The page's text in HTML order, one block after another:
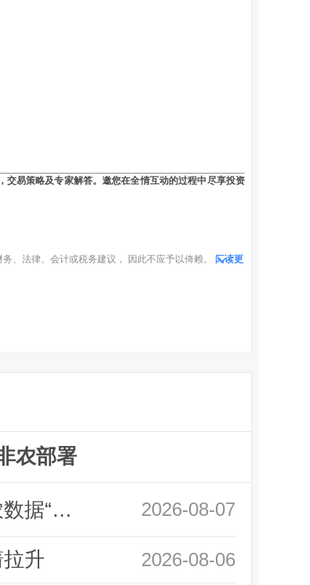
交易策略及专家解答。邀您在全情互动的过程中尽享投资
、法律、会计或税务建议， 因此不应予以倚赖。 阅读更
农部署
领峰金评：万事俱备 黄金只欠非农数据“东风” 2026-08-07
升 2026-08-06